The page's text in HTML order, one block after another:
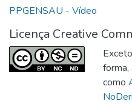
PPGENSAU - Vídeo
Licença Creative
como